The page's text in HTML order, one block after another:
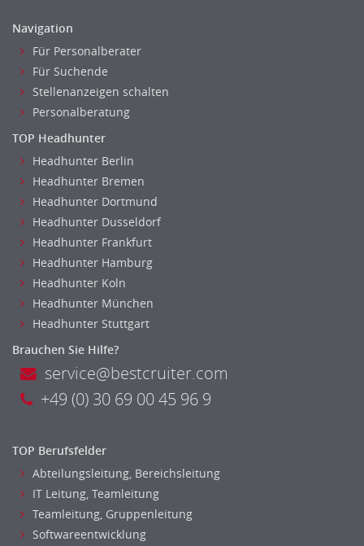
rec2rec
Recruiting, Personalmarketing
Referent
Anwaltschaft
Justiziariat, Rechtsabteilung
Notar-, Justizfachangestellter, Anwaltsfachgehilfe
Notariat
Richter, Justizbeamte
Analyst
Anlageberatung, Vermögensberatung
Asset-/Fonds-Management
Sicherheit
Banken, Finanzdienstleister und Versicherungen Finanzen
Firmenkundengeschäft
Investment-Banking
Kreditanalyse
Mergers & Acquisitions
Privatkundengeschäft
Mathematik, Produkt, Statistik
Versicherung: Sachbearbeitung
Versicherungen
Naturwissenschaften & Forschung
Navigation
Für Personalberater
Für Suchende
Stellenanzeigen schalten
Personalberatung
TOP Headhunter
Headhunter Berlin
Headhunter Bremen
Headhunter Dortmund
Headhunter Dusseldorf
Headhunter Frankfurt
Headhunter Hamburg
Headhunter Koln
Headhunter München
Headhunter Stuttgart
Brauchen Sie Hilfe?
service@bestcruiter.com
+49 (0) 30 69 00 45 96 9
TOP Berufsfelder
Abteilungsleitung, Bereichsleitung
IT Leitung, Teamleitung
Teamleitung, Gruppenleitung
Softwareentwicklung